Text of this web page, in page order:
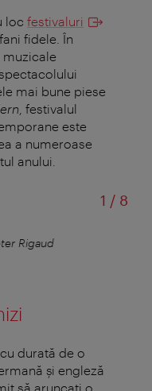
loc festivaluri
fidele. În
muzicale
mai bune piese
, festivalul
este
a numeroase
anului.
1 /din
8
Rigaud
cu durată de o
și engleză
să aruncaţi o